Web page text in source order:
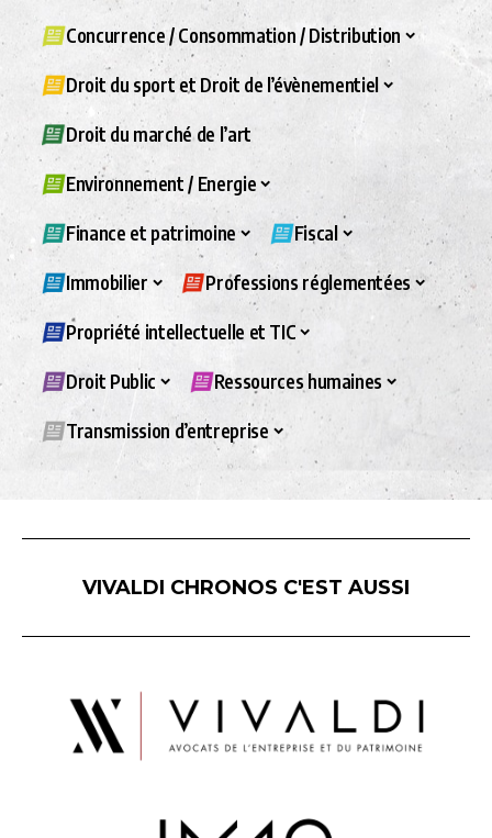
Concurrence / Consommation / Distribution
Droit du sport et Droit de l’évènementiel
Droit du marché de l’art
Environnement / Energie
Finance et patrimoine Fiscal
Immobilier Professions réglementées
Propriété intellectuelle et TIC
Droit Public Ressources humaines
Transmission d’entreprise
VIVALDI CHRONOS C'EST AUSSI